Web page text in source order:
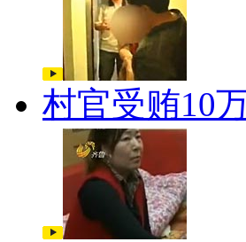
村官受贿10